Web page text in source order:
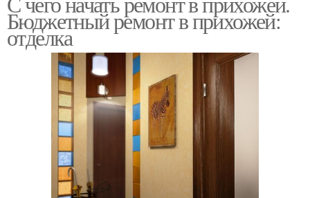
Бюджетный ремонт в прихожей:
отделка